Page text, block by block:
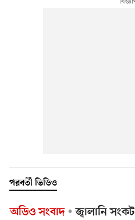
পরবর্তী ভিডিও
অডিও সংবাদ
জ্বালানি সংকট